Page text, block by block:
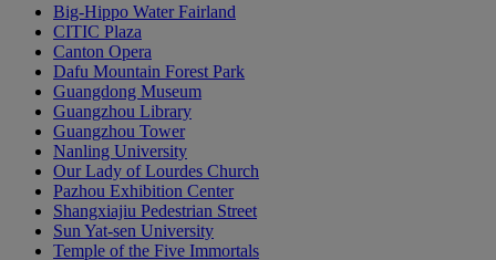
Big-Hippo Water Fairland
CITIC Plaza
Canton Opera
Dafu Mountain Forest Park
Guangdong Museum
Guangzhou Library
Guangzhou Tower
Nanling University
Our Lady of Lourdes Church
Pazhou Exhibition Center
Shangxiajiu Pedestrian Street
Sun Yat-sen University
Temple of the Five Immortals